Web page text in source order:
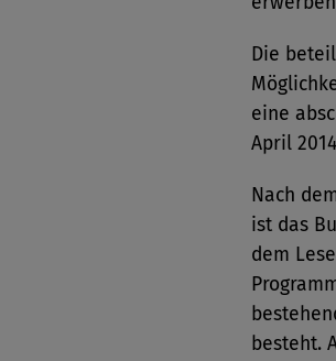
Die
eine
April
Nach
ist das
dem
besteht.